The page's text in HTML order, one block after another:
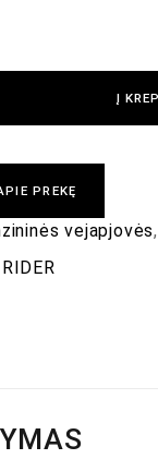
Į
PREKĘ
vejapjovės,
RIDER